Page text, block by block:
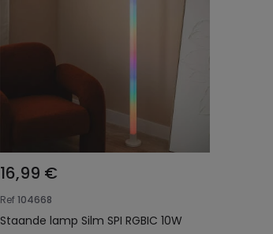
16,99 €
Ref104668
Staande lamp Silm SPI RGBIC 10W